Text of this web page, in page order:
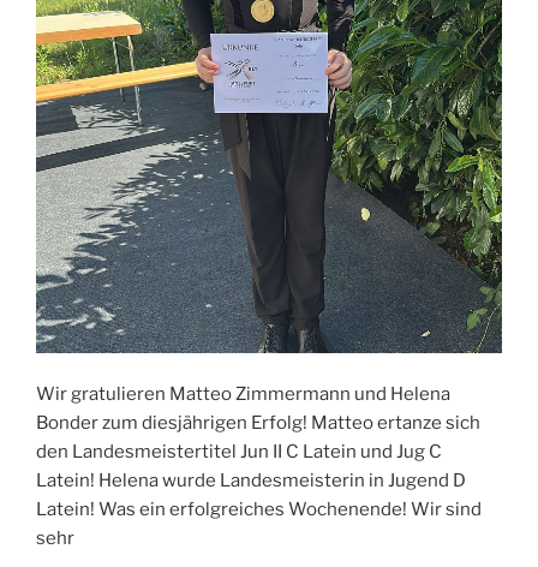
Wir gratulieren Matteo Zimmermann und Helena
Bonder zum diesjährigen Erfolg! Matteo ertanze sich
den Landesmeistertitel Jun II C Latein und Jug C
Latein! Helena wurde Landesmeisterin in Jugend D
Latein! Was ein erfolgreiches Wochenende! Wir sind
sehr